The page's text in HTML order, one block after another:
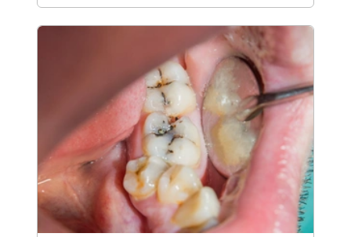
Ratgeber erfahren Sie, wie Sie günstige
Angebote finden, Ihre Reise optimal
vorbereiten und unvergessliche Momente
erleben. Mit cleveren Spartipps,
Buchungstricks und Inspiration für
beliebte Metropolen weltweit wird Ihr
nächster Citytrip garantiert zum
Highlight.